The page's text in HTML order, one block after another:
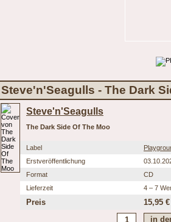
Steve'n'Seagulls - The Dark
Steve'n'Seagulls
The Dark Side Of The Moo
Label
Erstveröffentlichung
Format
CD
Lieferzeit
4 – 7
Preis 15,95 €